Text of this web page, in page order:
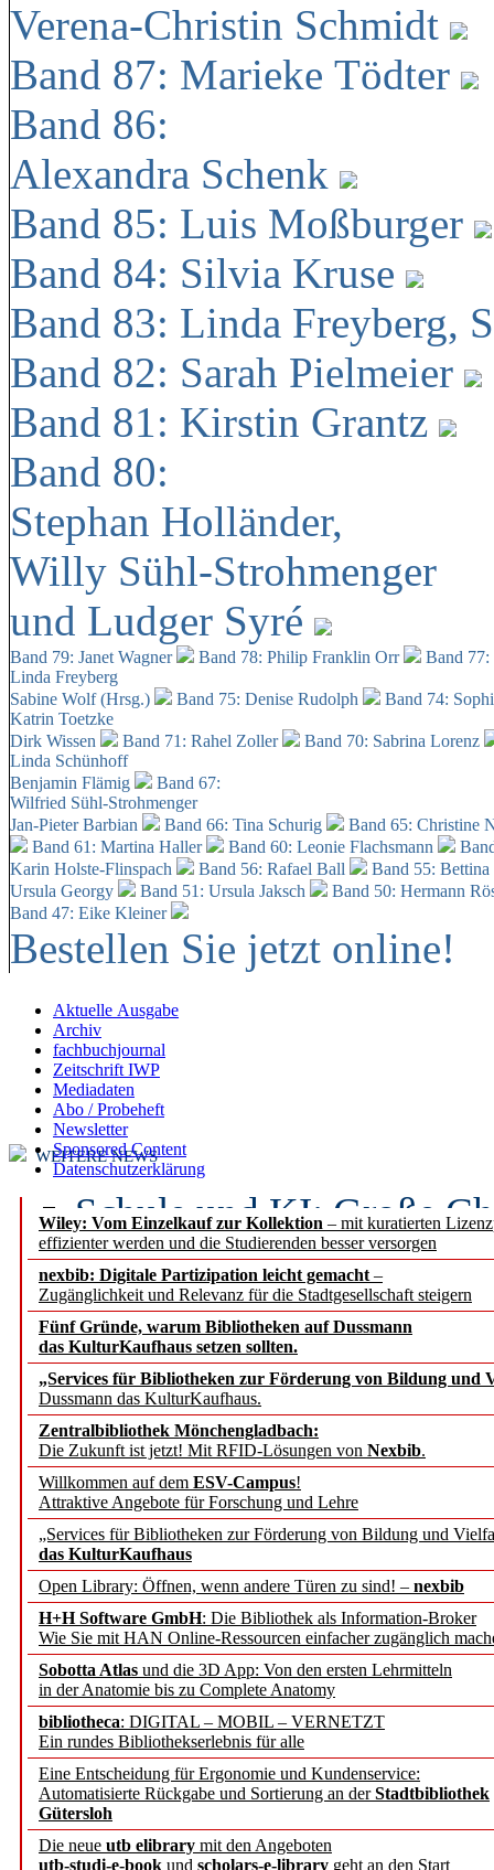
Verena-Christin Schmidt
Band 87: Marieke Tödter
Band 86:
Alexandra Schenk
Band 85: Luis Moßburger
Band 84: Silvia Kruse
Band 83: Linda Freyberg,
Band 82: Sarah Pielmeier
Band 81: Kirstin Grantz
Band 80:
Stephan Holländer,
Willy Sühl-Strohmenger
und Ludger Syré
Band 79: Janet Wagner Band 78: Philip Franklin Orr
Band
Linda Freyberg
Sabine Wolf (Hrsg.)
Band 75: Denise Rudolph
Band 74:
Katrin Toetzke
Dirk Wissen
Band 71: Rahel Zoller
Band 70: Sabrina Lorenz
Linda Schünhoff
Benjamin Flämig
Band 67:
Wilfried Sühl-Strohmenger
Jan-Pieter Barbian
Band 66: Tina Schurig
Band 65: Christine
Band 61: Martina Haller
Band 60: Leonie Flachsmann
Karin Holste-Flinspach
Band 56: Rafael Ball
Band 55:
Ursula Georgy
Band 51: Ursula Jaksch Band 50: Hermann
Band 47: Eike Kleiner
Bestellen Sie jetzt online!
Aktuelle Ausgabe
Archiv
fachbuchjournal
Zeitschrift IWP
Mediadaten
Abo / Probeheft
Newsletter
Sponsored Content
Datenschutzerklärung
Wiley: Vom Einzelkauf zur Kollektion – mit kuratierten
effizienter werden und die Studierenden besser versorgen
nexbib: Digitale Partizipation leicht gemacht –
Zugänglichkeit und Relevanz für die Stadtgesellschaft steigern
Fünf Gründe, warum Bibliotheken auf Dussmann
das KulturKaufhaus setzen sollten.
„Services für Bibliotheken zur Förderung von Bildung und
Dussmann das KulturKaufhaus.
Zentralbibliothek Mönchengladbach:
Die Zukunft ist jetzt! Mit RFID-Lösungen von Nexbib.
Willkommen auf dem ESV-Campus!
Attraktive Angebote für Forschung und Lehre
„Services für Bibliotheken zur Förderung von Bildung und
das KulturKaufhaus
Open Library: Öffnen, wenn andere Türen zu sind! – nexbib
H+H Software GmbH: Die Bibliothek als Information-Broker
Wie Sie mit HAN Online-Ressourcen einfacher zugänglich
Sobotta Atlas und die 3D App: Von den ersten Lehrmitteln
in der Anatomie bis zu Complete Anatomy
bibliotheca: DIGITAL – MOBIL – VERNETZT
Ein rundes Bibliothekserlebnis für alle
Eine Entscheidung für Ergonomie und Kundenservice:
Automatisierte Rückgabe und Sortierung an derStadtbibliothek
Gütersloh
Die neue utb elibrary mit den Angeboten
utb-studi-e-book und scholars-e-library geht an den Start
WEITERE NEWS
Schule und KI: Große
Voraussetzungen
Erfolgreiches erstes
Segment Research –
angepasst
konstruktiv!
Mohr Siebeck
und die Zeitschrift für
Francke Attempto
EBSCO Information
Recherchefunktionen in
Sorbisches Institut neu
Geschichte und